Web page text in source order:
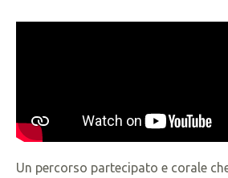
Un percorso partecipato e corale